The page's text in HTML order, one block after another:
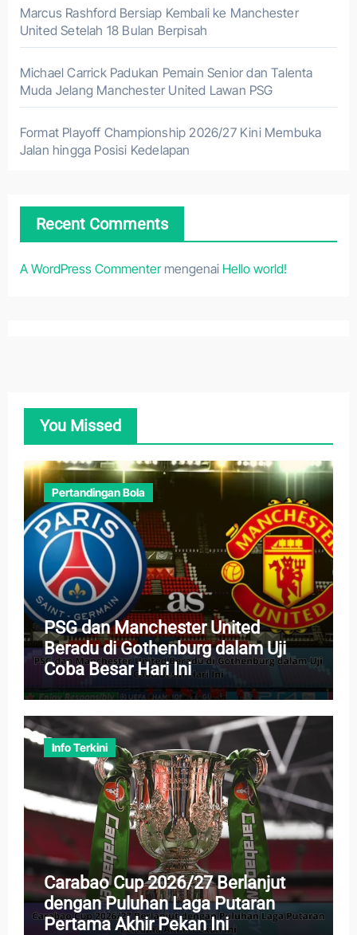
Marcus Rashford Bersiap Kembali ke Manchester
United Setelah 18 Bulan Berpisah
Michael Carrick Padukan Pemain Senior dan Talenta
Muda Jelang Manchester United Lawan PSG
Format Playoff Championship 2026/27 Kini Membuka
Jalan hingga Posisi Kedelapan
Recent Comments
A WordPress Commentermengenai Hello world!
You Missed
Pertandingan Bola
PSG dan Manchester United
Beradu di Gothenburg dalam Uji
Coba Besar Hari Ini
Info Terkini
Carabao Cup 2026/27 Berlanjut
dengan Puluhan Laga Putaran
Pertama Akhir Pekan Ini